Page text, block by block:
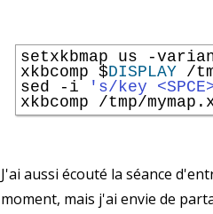
setxkbmap us -
xkbcomp $DISPLAY /
sed -i
's/key
xkbcomp /tmp/
J'ai aussi écouté la séance
moment, mais j'ai envie de